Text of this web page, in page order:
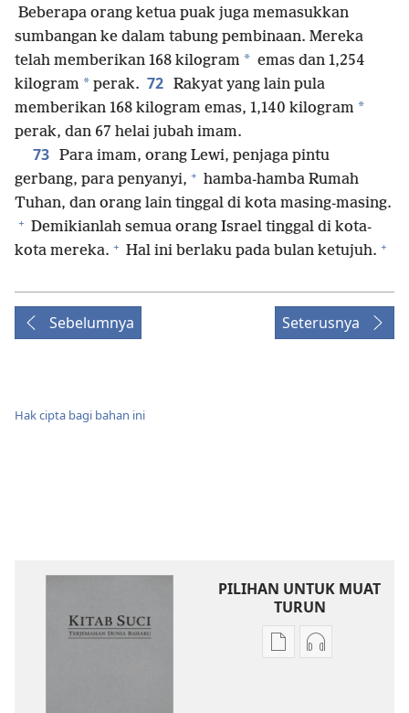
Beberapa orang ketua puak juga memasukkan
sumbangan ke dalam tabung pembinaan. Mereka
telah memberikan 168 kilogram * emas dan 1,254
kilogram * perak. 72 Rakyat yang lain pula
memberikan 168 kilogram emas, 1,140 kilogram *
perak, dan 67 helai jubah imam.
73 Para imam, orang Lewi, penjaga pintu
gerbang, para penyanyi, + hamba-hamba Rumah
Tuhan, dan orang lain tinggal di kota masing-masing.
+ Demikianlah semua orang Israel tinggal di kota-
kota mereka. + Hal ini berlaku pada bulan ketujuh. +
Sebelumnya Seterusnya
Hak cipta bagi bahan ini
PILIHAN UNTUK MUAT
TURUN
PilihanPilihan